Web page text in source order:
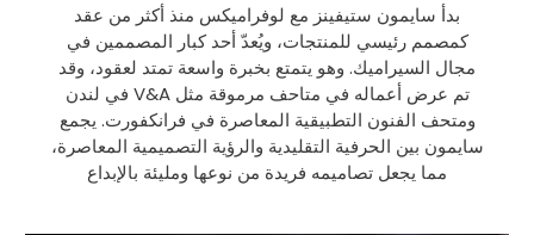
بدأ سايمون ستيفينز مع لوفراميكس منذ أكثر من عقد
كمصمم رئيسي للمنتجات، ويُعدّ أحد كبار المصممين في
مجال السيراميك. وهو يتمتع بخبرة واسعة تمتد لعقود، وقد
تم عرض أعماله في متاحف مرموقة مثل V&A في لندن
ومتحف الفنون التطبيقية المعاصرة في فرانكفورت. يجمع
سايمون بين الحرفية التقليدية والرؤية التصميمية المعاصرة،
مما يجعل تصاميمه فريدة من نوعها ومليئة بالإبداع